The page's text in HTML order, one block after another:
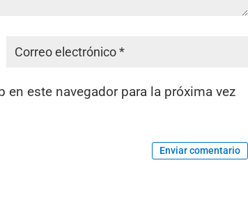
este navegador para la próxima vez
Enviar comentario